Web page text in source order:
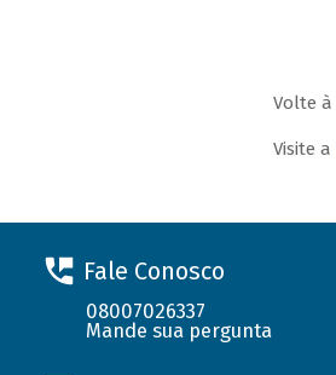
Volte à
Visite a
Fale Conosco
08007026337
Mande sua pergunta